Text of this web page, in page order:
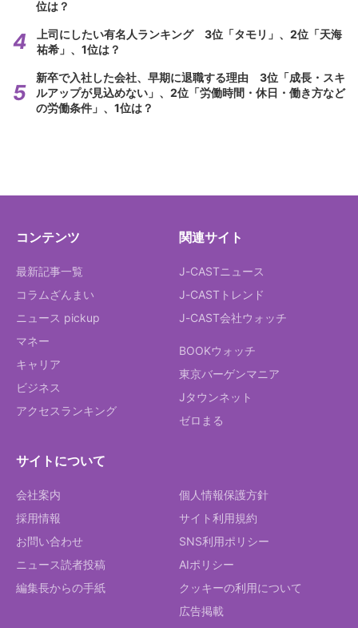
位は？
上司にしたい有名人ランキング 3位「タモリ」、2位「天海
祐希」、1位は？
新卒で入社した会社、早期に退職する理由 3位「成長・スキ
ルアップが見込めない」、2位「労働時間・休日・働き方など
の労働条件」、1位は？
コンテンツ
最新記事一覧
コラムざんまい
ニュース pickup
マネー
キャリア
ビジネス
アクセスランキング
関連サイト
J-CASTニュース
J-CASTトレンド
J-CAST会社ウォッチ
BOOKウォッチ
東京バーゲンマニア
Jタウンネット
ゼロまる
サイトについて
会社案内
採用情報
お問い合わせ
ニュース読者投稿
編集長からの手紙
個人情報保護方針
サイト利用規約
SNS利用ポリシー
AIポリシー
クッキーの利用について
広告掲載